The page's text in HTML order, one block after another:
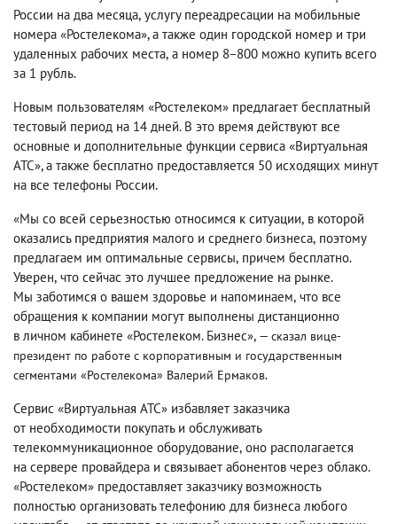
России на два месяца, услугу переадресации на мобильные
номера «Ростелекома», а также один городской номер и три
удаленных рабочих места, а номер 8−800 можно купить всего
за 1 рубль.
Новым пользователям «Ростелеком» предлагает бесплатный
тестовый период на 14 дней. В это время действуют все
основные и дополнительные функции сервиса «Виртуальная
АТС», а также бесплатно предоставляется 50 исходящих минут
на все телефоны России.
«Мы со всей серьезностью относимся к ситуации, в которой
оказались предприятия малого и среднего бизнеса, поэтому
предлагаем им оптимальные сервисы, причем бесплатно.
Уверен, что сейчас это лучшее предложение на рынке.
Мы заботимся о вашем здоровье и напоминаем, что все
обращения к компании могут выполнены дистанционно
в личном кабинете «Ростелеком. Бизнес», — сказал вице-
президент по работе с корпоративным и государственным
сегментами «Ростелекома» Валерий Ермаков.
Сервис «Виртуальная АТС» избавляет заказчика
от необходимости покупать и обслуживать
телекоммуникационное оборудование, оно располагается
на сервере провайдера и связывает абонентов через облако.
«Ростелеком» предоставляет заказчику возможность
полностью организовать телефонию для бизнеса любого